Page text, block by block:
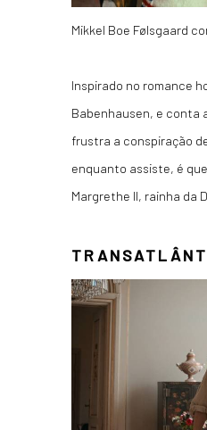
Mikkel Boe Følsgaard
Inspirado no romance
Babenhausen, e conta
frustra a conspiração
enquanto assiste, é
Margrethe II, rainha da